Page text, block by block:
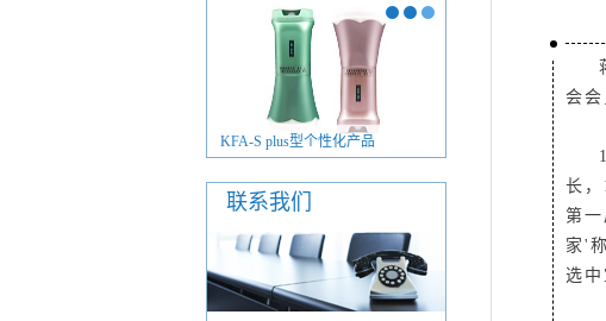
KFA-200型智慧家庭版 KFA-S plus型毫米波治
联系我们
会会
长
第
家'
选